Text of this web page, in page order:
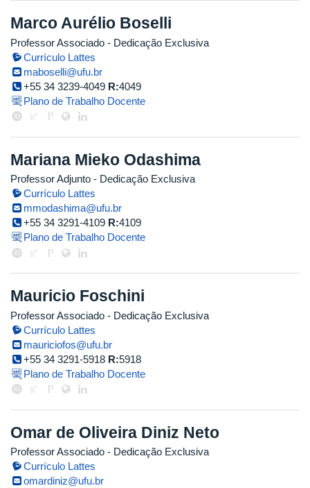
Marco Aurélio Boselli
Professor Associado - Dedicação Exclusiva
Currículo Lattes
maboselli@ufu.br
+55 34 3239-4049 R:4049
Plano de Trabalho Docente
Mariana Mieko Odashima
Professor Adjunto - Dedicação Exclusiva
Currículo Lattes
mmodashima@ufu.br
+55 34 3291-4109 R:4109
Plano de Trabalho Docente
Mauricio Foschini
Professor Associado - Dedicação Exclusiva
Currículo Lattes
mauriciofos@ufu.br
+55 34 3291-5918 R:5918
Plano de Trabalho Docente
Omar de Oliveira Diniz Neto
Professor Associado - Dedicação Exclusiva
Currículo Lattes
omardiniz@ufu.br